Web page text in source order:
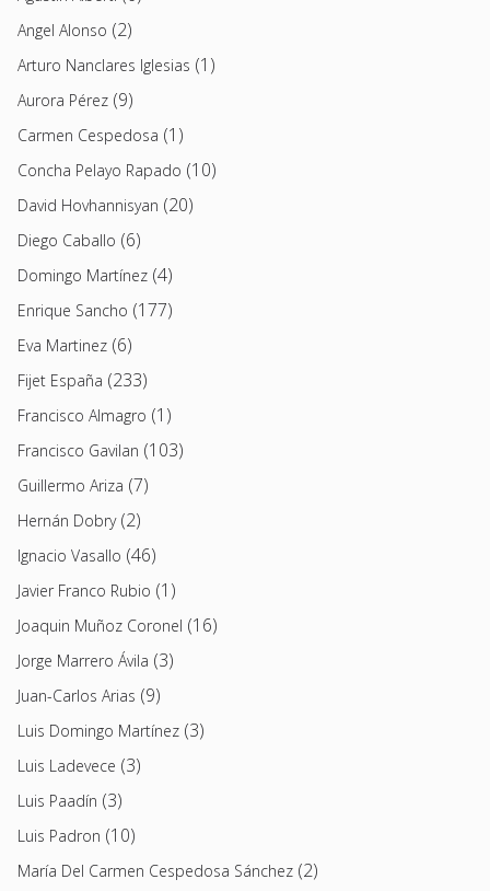
Angel Alonso (2)
Arturo Nanclares Iglesias (1)
Aurora Pérez (9)
Carmen Cespedosa (1)
Concha Pelayo Rapado (10)
David Hovhannisyan (20)
Diego Caballo (6)
Domingo Martínez (4)
Enrique Sancho (177)
Eva Martinez (6)
Fijet España (233)
Francisco Almagro (1)
Francisco Gavilan (103)
Guillermo Ariza (7)
Hernán Dobry(2)
Ignacio Vasallo (46)
Javier Franco Rubio (1)
Joaquin Muñoz Coronel (16)
Jorge Marrero Ávila (3)
Juan-Carlos Arias (9)
Luis Domingo Martínez (3)
Luis Ladevece (3)
Luis Paadín (3)
Luis Padron (10)
María Del Carmen Cespedosa Sánchez (2)